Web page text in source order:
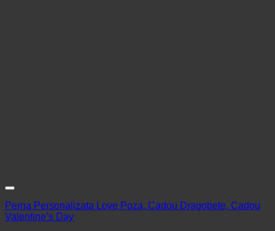
Perna Personalizata Love Poza, Cadou Dragobete, Cadou
Valentine’s Day